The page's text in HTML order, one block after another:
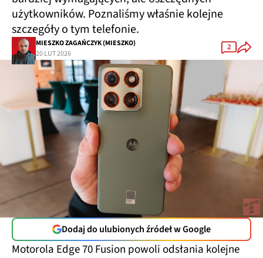
użytkowników. Poznaliśmy właśnie kolejne
szczegóły o tym telefonie.
MIESZKO ZAGAŃCZYK (MIESZKO)
20 LUT 2026
2
Dodaj do ulubionych źródeł w Google
Motorola Edge 70 Fusion powoli odsłania kolejne